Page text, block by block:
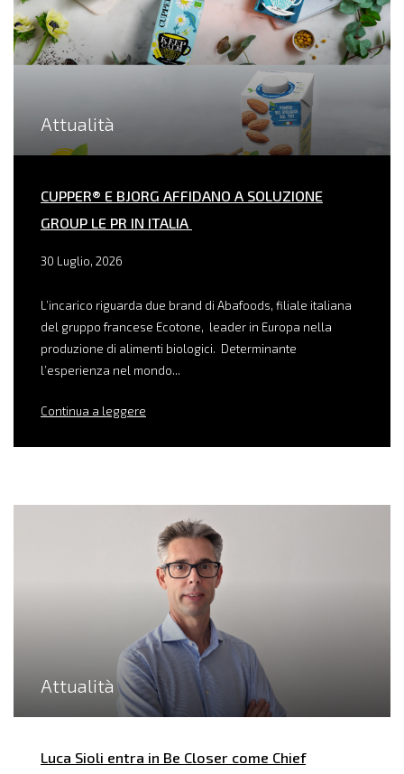
Attualità
CUPPER® E BJORG AFFIDANO A SOLUZIONE
GROUP LE PR IN ITALIA
30 Luglio, 2026
L’incarico riguarda due brand di Abafoods, filiale italiana
del gruppo francese Ecotone, leader in Europa nella
produzione di alimenti biologici. Determinante
l’esperienza nel mondo...
Continua a leggere
Attualità
Luca Sioli entra in Be Closer come Chief